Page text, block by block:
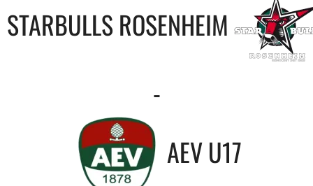
STARBULLS ROSENHEIM
-
AEV U17